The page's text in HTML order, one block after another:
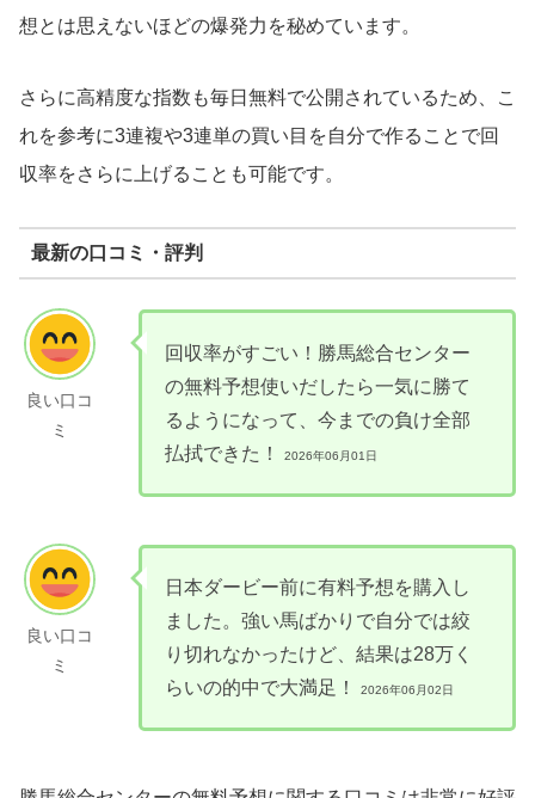
想とは思えないほどの爆発力を秘めています。
さらに高精度な指数も毎日無料で公開されているため、こ
れを参考に3連複や3連単の買い目を自分で作ることで回
収率をさらに上げることも可能です。
最新の口コミ・評判
良い口コ
ミ
回収率がすごい！勝馬総合センター
の無料予想使いだしたら一気に勝て
るようになって、今までの負け全部
払拭できた！2026年06月01日
良い口コ
ミ
日本ダービー前に有料予想を購入し
ました。強い馬ばかりで自分では絞
り切れなかったけど、結果は28万く
らいの的中で大満足！2026年06月02日